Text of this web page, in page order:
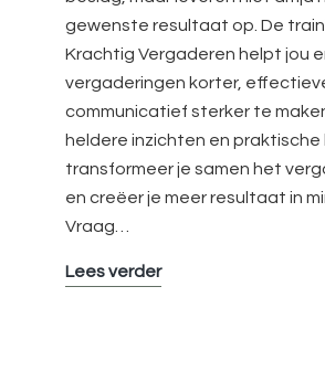
gewenste resultaat op. De
Krachtig Vergaderen helpt jou
vergaderingen korter,
communicatief sterker te
heldere inzichten en
transformeer je samen het
en creëer je meer resultaat in
Vraag…
Lees verderKort